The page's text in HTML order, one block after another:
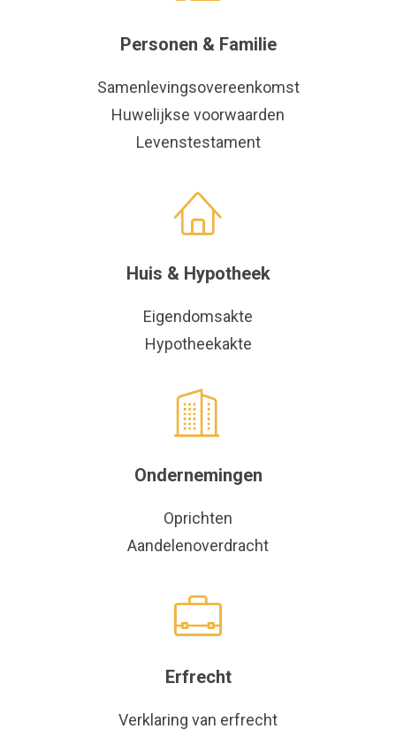
Personen & Familie
Samenlevingsovereenkomst
Huwelijkse voorwaarden
Levenstestament
Huis & Hypotheek
Eigendomsakte
Hypotheekakte
Ondernemingen
Oprichten
Aandelenoverdracht
Erfrecht
Verklaring van erfrecht